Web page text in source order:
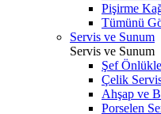
Pişirme
Tümünü
Servis ve Sunum
Servis ve Sunum
Şef
Çelik
Ahşap ve
Porselen